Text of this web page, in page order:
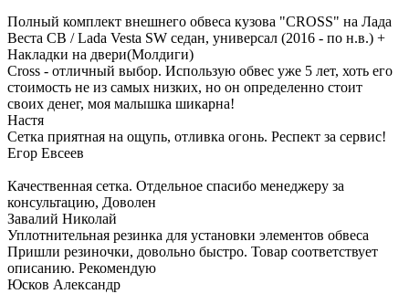
Полный комплект внешнего обвеса кузова "CROSS" на Лада
Веста СВ / Lada Vesta SW седан, универсал (2016 - по н.в.) +
Накладки на двери(Молдиги)
Cross - отличный выбор. Использую обвес уже 5 лет, хоть его
стоимость не из самых низких, но он определенно стоит
своих денег, моя малышка шикарна!
Настя
Сетка приятная на ощупь, отливка огонь. Респект за сервис!
Егор Евсеев
Качественная сетка. Отдельное спасибо менеджеру за
консультацию, Доволен
Завалий Николай
Уплотнительная резинка для установки элементов обвеса
Пришли резиночки, довольно быстро. Товар соответствует
описанию. Рекомендую
Юсков Александр